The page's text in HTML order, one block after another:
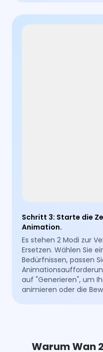
Schritt 3: Starte die
Animation.
Es stehen 2 Modi zur
Ersetzen. Wählen Sie
Bedürfnissen, passen
auf "Generieren", um
animieren oder die
Warum Wan